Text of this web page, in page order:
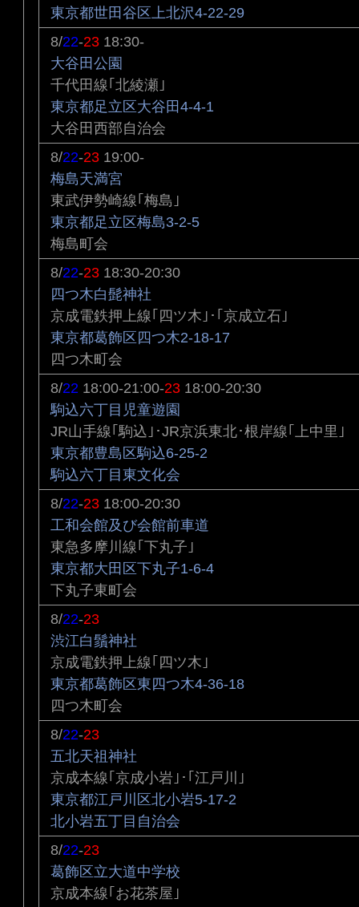
東京都世田谷区上北沢4-22-29
8/22-23 18:30-
大谷田公園
千代田線｢北綾瀬｣
東京都足立区大谷田4-4-1
大谷田西部自治会
8/22-23 19:00-
梅島天満宮
東武伊勢崎線｢梅島｣
東京都足立区梅島3-2-5
梅島町会
8/22-23 18:30-20:30
四つ木白髭神社
京成電鉄押上線｢四ツ木｣･｢京成立石｣
東京都葛飾区四つ木2-18-17
四つ木町会
8/22 18:00-21:00-23 18:00-20:30
駒込六丁目児童遊園
JR山手線｢駒込｣･JR京浜東北･根岸線｢上中里｣
東京都豊島区駒込6-25-2
駒込六丁目東文化会
8/22-23 18:00-20:30
工和会館及び会館前車道
東急多摩川線｢下丸子｣
東京都大田区下丸子1-6-4
下丸子東町会
8/22-23
渋江白鬚神社
京成電鉄押上線｢四ツ木｣
東京都葛飾区東四つ木4-36-18
四つ木町会
8/22-23
五北天祖神社
京成本線｢京成小岩｣･｢江戸川｣
東京都江戸川区北小岩5-17-2
北小岩五丁目自治会
8/22-23
葛飾区立大道中学校
京成本線｢お花茶屋｣